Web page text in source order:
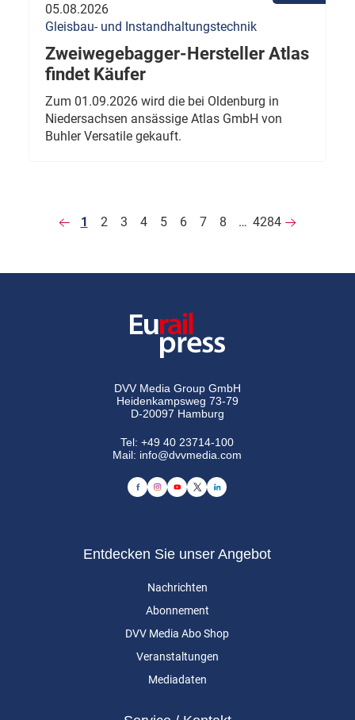
05.08.2026
Gleisbau- und Instandhaltungstechnik
Zweiwegebagger-Hersteller Atlas
findet Käufer
Zum 01.09.2026 wird die bei Oldenburg in
Niedersachsen ansässige Atlas GmbH von
Buhler Versatile gekauft.
1 2 3 4 5 6 7 8 … 4284
DVV Media Group GmbH
Heidenkampsweg 73-79
D-20097 Hamburg
Tel:+49 40 23714-100
Mail: info@dvvmedia.com
Entdecken Sie unser Angebot
Nachrichten
Abonnement
DVV Media Abo Shop
Veranstaltungen
Mediadaten